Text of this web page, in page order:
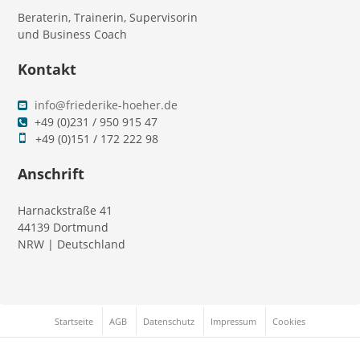
Beraterin, Trainerin, Supervisorin
und Business Coach
Kontakt
info@friederike-hoeher.de
+49 (0)231 / 950 915 47
+49 (0)151 / 172 222 98
Anschrift
Harnackstraße 41
44139 Dortmund
NRW | Deutschland
Startseite AGB Datenschutz Impressum Cookies